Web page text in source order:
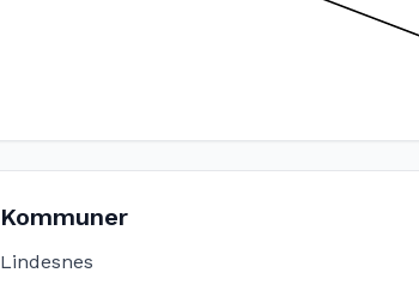
Kommuner
Lindesnes